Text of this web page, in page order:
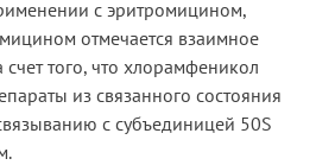
с эритромицином,
отмечается взаимное
того, что хлорамфеникол
из связанного состояния
с субъединицей 50S